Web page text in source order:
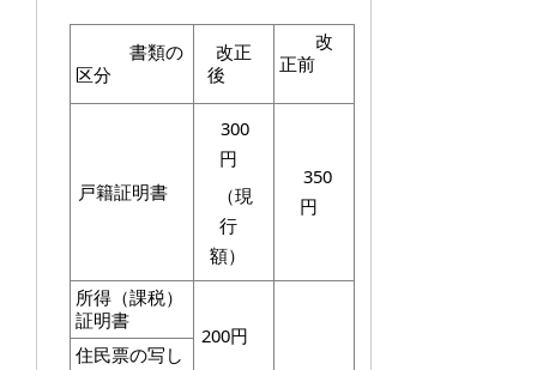
書類の
区分
改正
後
改
正前
戸籍証明書
300
円
（現
行
額）
350
円
所得（課税）
証明書
200円
住民票の写し